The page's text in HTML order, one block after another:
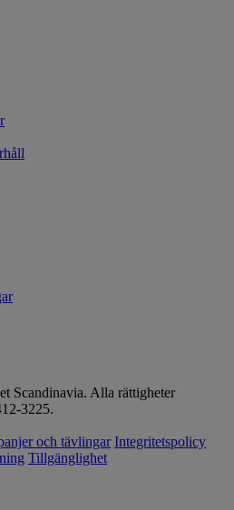
Scandinavia. Alla rättigheter
3225.
och tävlingar Integritetspolicy
Tillgänglighet